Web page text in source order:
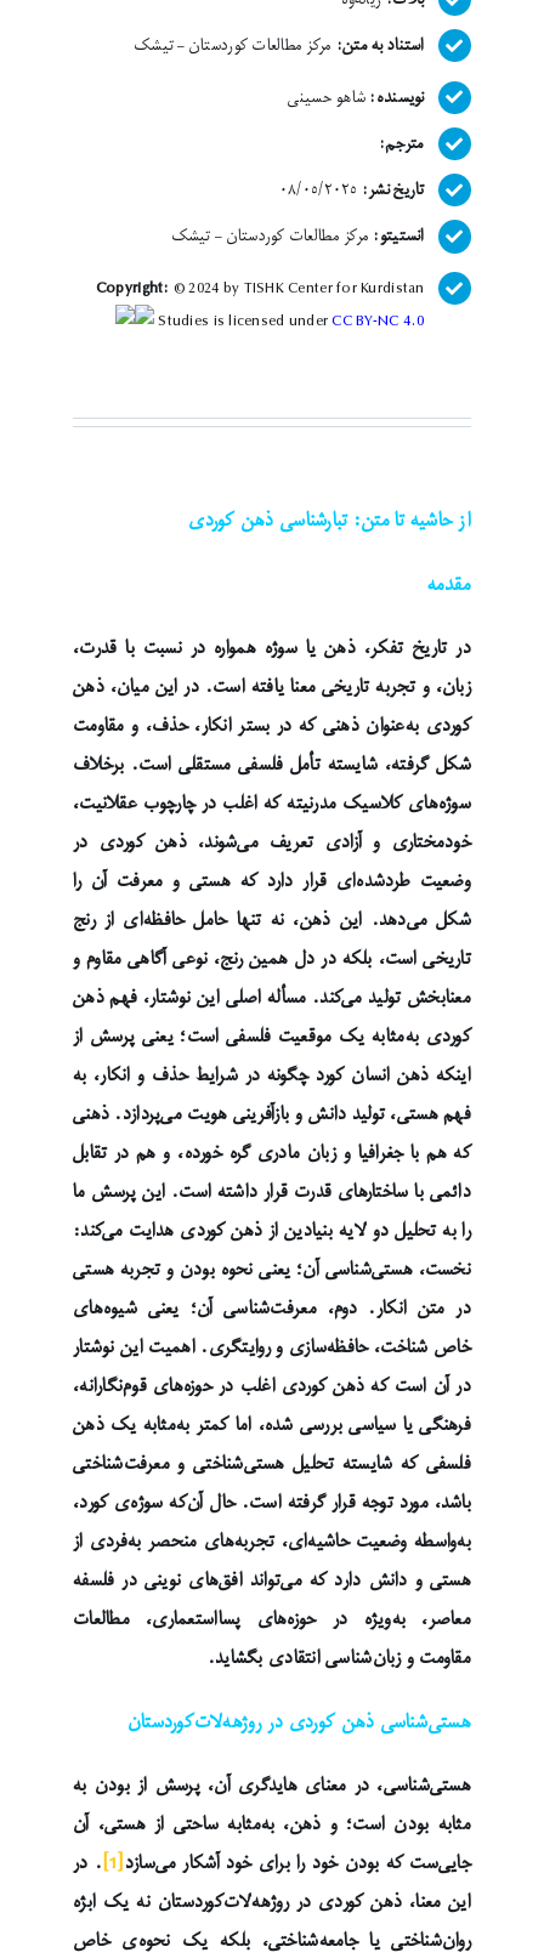
استناد به متن: مرکز مطالعات کوردستان – تیشک
نویسنده:شاهو حسینی
مترجم:
تاریخ نشر: ٠٨/٠٥/٢٠٢٥
انستیتو: مرکز مطالعات کوردستان – تیشک
Copyright: © 2024 by TISHK Center for Kurdistan
Studies is licensed underCC BY-NC 4.0
از حاشیه تا متن: تبارشناسی ذهن کوردی
مقدمه
در تاریخ تفکر، ذهن یا سوژه همواره در نسبت با قدرت،
زبان، و تجربه تاریخی معنا یافته است. در این میان، ذهن
کوردی به‌عنوان ذهنی که در بستر انکار، حذف، و مقاومت
شکل گرفته، شایسته تأمل فلسفی مستقلی است. برخلاف
سوژه‌های کلاسیک مدرنیته که اغلب در چارچوب عقلانیت،
خودمختاری و آزادی تعریف می‌شوند، ذهن کوردی در
وضعیت طردشده‌ای قرار دارد که هستی و معرفت آن را
شکل می‌دهد. این ذهن، نه تنها حامل حافظه‌ای از رنج
تاریخی است، بلکه در دل همین رنج، نوعی آگاهی مقاوم و
معنابخش تولید می‌کند. مسأله اصلی این نوشتار، فهم ذهن
کوردی به‌مثابه یک موقعیت فلسفی است؛ یعنی پرسش از
اینکه ذهن انسان کورد چگونه در شرایط حذف و انکار، به
فهم هستی، تولید دانش و بازآفرینی هویت می‌پردازد. ذهنی
که هم با جغرافیا و زبان مادری گره خورده، و هم در تقابل
دائمی با ساختارهای قدرت قرار داشته است. این پرسش ما
را به تحلیل دو لایه بنیادین از ذهن کوردی هدایت می‌کند:
نخست، هستی‌شناسی آن؛ یعنی نحوه بودن و تجربه هستی
در متن انکار. دوم، معرفت‌شناسی آن؛ یعنی شیوه‌های
خاص شناخت، حافظه‌سازی و روایتگری. اهمیت این نوشتار
در آن است که ذهن کوردی اغلب در حوزه‌های قوم‌نگارانه،
فرهنگی یا سیاسی بررسی شده، اما کمتر به‌مثابه یک ذهن
فلسفی که شایسته تحلیل هستی‌شناختی و معرفت‌شناختی
باشد، مورد توجه قرار گرفته است. حال آن‌که سوژه‌ی کورد،
به‌واسطه وضعیت حاشیه‌ای، تجربه‌های منحصر به‌فردی از
هستی و دانش دارد که می‌تواند افق‌های نوینی در فلسفه
معاصر، به‌ویژه در حوزه‌های پسااستعماری، مطالعات
مقاومت و زبان‌شناسی انتقادی بگشاید.
هستی‌شناسی ذهن کوردی در روژهەلات‌کوردستان
هستی‌شناسی، در معنای هایدگری آن، پرسش از بودن به
مثابه بودن است؛ و ذهن، به‌مثابه ساحتی از هستی، آن
جایی‌ست که بودن خود را برای خود آشکار می‌سازد[1] . در
این معنا، ذهن کوردی در روژهەلات‌کوردستان نه یک ابژە
روان‌شناختی یا جامعه‌شناختی، بلکه یک نحوه‌ی خاص